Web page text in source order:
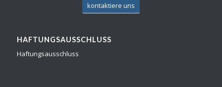
kontaktiere uns
HAFTUNGSAUSSCHLUSS
Haftungsausschluss